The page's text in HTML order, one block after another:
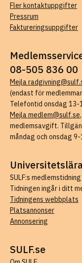
Fler kontaktuppgifter
Pressrum
Faktureringsuppgifter
08-505 836 00
Mejla
(endast för
Telefontid onsdag 13-
Mejla medlem@sulf.se
medlemsavgift.
måndag och onsdag 9-
SULF:s
Tidningen ingår i ditt
Tidningens webbplats
Platsannonser
Annonsering
SULF.se